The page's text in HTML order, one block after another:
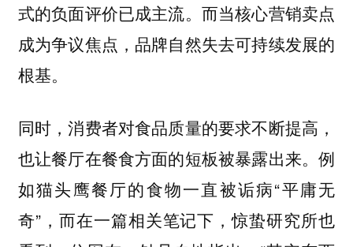
式的负面评价已成主流。而当核心营销卖点
成为争议焦点，品牌自然失去可持续发展的
根基。
同时，消费者对食品质量的要求不断提高，
也让餐厅在餐食方面的短板被暴露出来。例
如猫头鹰餐厅的食物一直被诟病“平庸无
奇”，而在一篇相关笔记下，惊蛰研究所也